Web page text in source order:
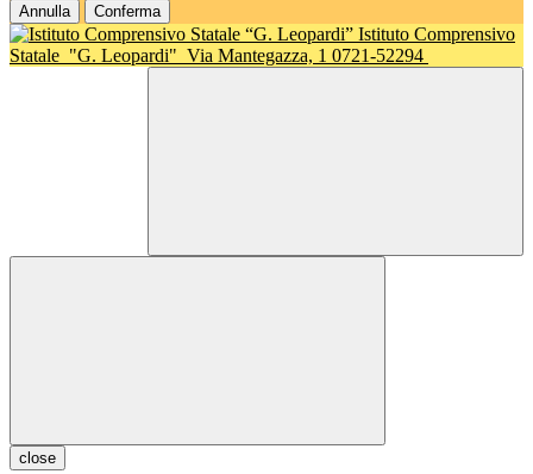
Annulla Conferma
Istituto Comprensivo
Statale "G. Leopardi" Via Mantegazza, 1 0721-52294
close